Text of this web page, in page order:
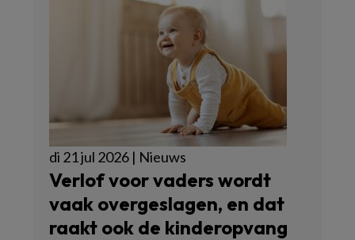
di 21 jul 2026 | Nieuws
Verlof voor vaders wordt
vaak overgeslagen, en dat
raakt ook de kinderopvang